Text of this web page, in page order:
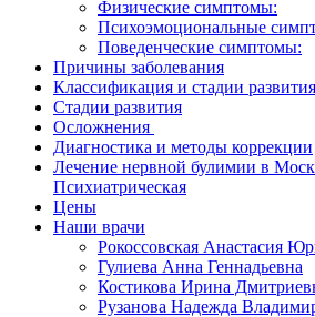
Физические симптомы:
Психоэмоциональные
Поведенческие симптомы:
Причины заболевания
Классификация и стадии развития
Стадии развития
Осложнения
Диагностика и методы коррекции
Лечение нервной булимии в
Психиатрическая
Цены
Наши врачи
Рокоссовская Анастасия
Гулиева Анна Геннадьевна
Костикова Ирина
Рузанова Надежда